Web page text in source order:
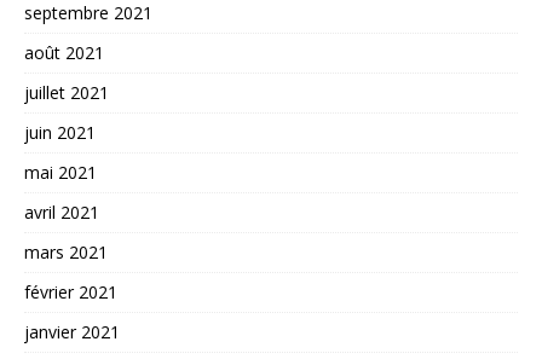
septembre 2021
août 2021
juillet 2021
juin 2021
mai 2021
avril 2021
mars 2021
février 2021
janvier 2021